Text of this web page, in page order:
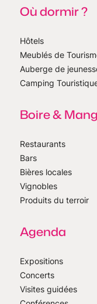
Où dormir ?
Hôtels
Meublés de
Auberge de
Camping
Boire &
Restaurants
Bars
Bières locales
Vignobles
Produits du terroir
Agenda
Expositions
Concerts
Visites guidées